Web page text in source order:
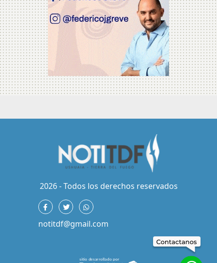
2026 - Todos los derechos reservados
notitdf@gmail.com